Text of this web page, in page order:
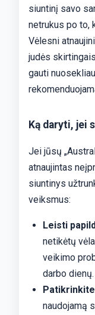
siuntinį savo
netrukus po to,
Vėlesni
judės
gauti
Ką daryti, jei
Jei jūsų
atnaujintas
siuntinys
veiksmus:
Leisti
netikėtų
veikimo
darbo dienų.
naudojamą